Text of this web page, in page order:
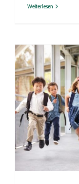
Weiterlesen